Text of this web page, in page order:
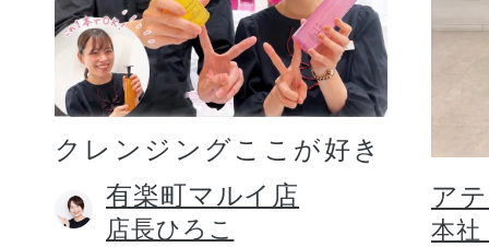
クレンジングここが好き
有楽町マルイ店
店長ひろこ
ア
本